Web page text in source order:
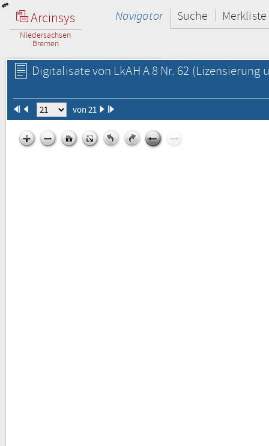
Arcinsys
Niedersachsen
Bremen
Navigator Suche Merkliste
Digitalisate von LkAH A 8 Nr. 62 (Lizensierung
von 21